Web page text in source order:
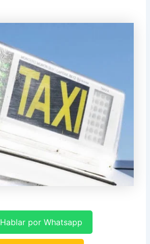
Hablar por Whatsapp